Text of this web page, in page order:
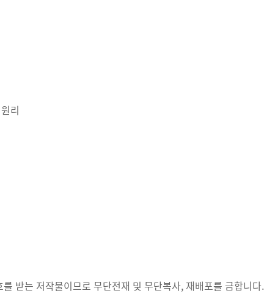
리
받는 저작물이므로 무단전재 및 무단복사, 재배포를 금합니다.